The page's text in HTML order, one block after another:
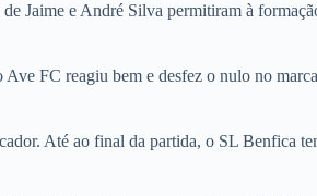
Jaime e André Silva permitiram à
FC reagiu bem e desfez o nulo no
Até ao final da partida, o SL Benfica